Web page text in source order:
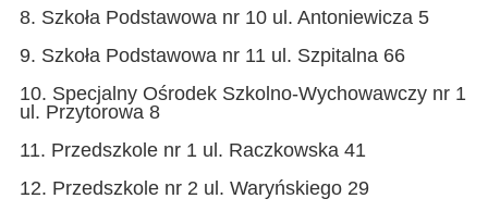
8. Szkoła Podstawowa nr 10 ul. Antoniewicza 5
9. Szkoła Podstawowa nr 11 ul. Szpitalna 66
10. Specjalny Ośrodek Szkolno-Wychowawczy nr 1
ul. Przytorowa 8
11. Przedszkole nr 1 ul. Raczkowska 41
12. Przedszkole nr 2 ul. Waryńskiego 29